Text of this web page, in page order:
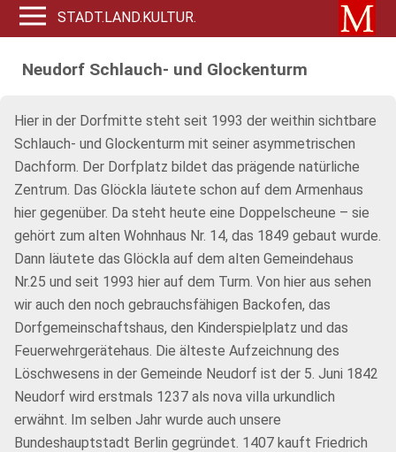
STADT.LAND.KULTUR.
Neudorf Schlauch- und Glockenturm
Hier in der Dorfmitte steht seit 1993 der weithin sichtbare
Schlauch- und Glockenturm mit seiner asymmetrischen
Dachform. Der Dorfplatz bildet das prägende natürliche
Zentrum. Das Glöckla läutete schon auf dem Armenhaus
hier gegenüber. Da steht heute eine Doppelscheune – sie
gehört zum alten Wohnhaus Nr. 14, das 1849 gebaut wurde.
Dann läutete das Glöckla auf dem alten Gemeindehaus
Nr.25 und seit 1993 hier auf dem Turm. Von hier aus sehen
wir auch den noch gebrauchsfähigen Backofen, das
Dorfgemeinschaftshaus, den Kinderspielplatz und das
Feuerwehrgerätehaus. Die älteste Aufzeichnung des
Löschwesens in der Gemeinde Neudorf ist der 5. Juni 1842
Neudorf wird erstmals 1237 als nova villa urkundlich
erwähnt. Im selben Jahr wurde auch unsere
Bundeshauptstadt Berlin gegründet. 1407 kauft Friedrich